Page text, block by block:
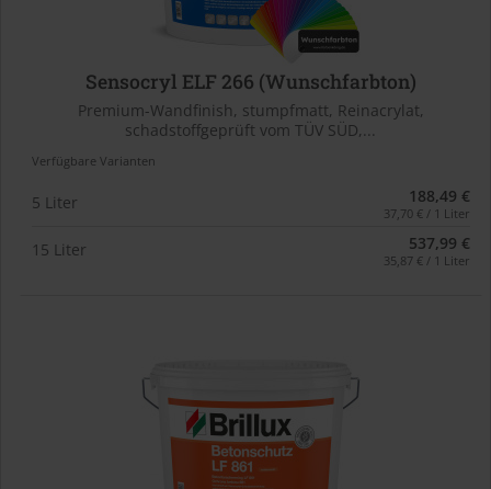
Sensocryl ELF 266 (Wunschfarbton)
Premium-Wandfinish, stumpfmatt, Reinacrylat,
schadstoffgeprüft vom TÜV SÜD,...
Verfügbare Varianten
5 Liter 188,49 €
37,70 € / 1 Liter
15 Liter 537,99 €
35,87 € / 1 Liter